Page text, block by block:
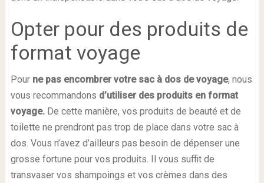
Opter pour des produits de
format voyage
Pour ne pas encombrer votre sac à dos de voyage, nous
vous recommandons d’utiliser des produits en format
voyage. De cette manière, vos produits de beauté et de
toilette ne prendront pas trop de place dans votre sac à
dos. Vous n’avez d’ailleurs pas besoin de dépenser une
grosse fortune pour vos produits. Il vous suffit de
transvaser vos shampoings et vos crèmes dans des